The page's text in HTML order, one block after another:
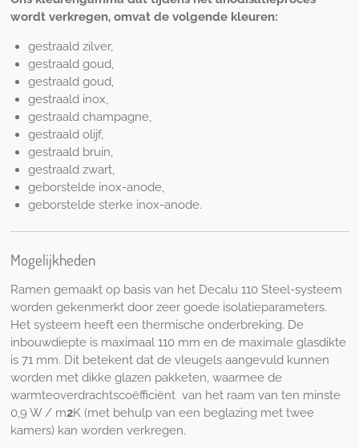
wordt verkregen, omvat de volgende kleuren:
gestraald zilver,
gestraald goud,
gestraald goud,
gestraald inox,
gestraald champagne,
gestraald olijf,
gestraald bruin,
gestraald zwart,
geborstelde inox-anode,
geborstelde sterke inox-anode.
Mogelijkheden
Ramen gemaakt op basis van het Decalu 110 Steel-systeem
worden gekenmerkt door zeer goede isolatieparameters.
Het systeem heeft een thermische onderbreking. De
inbouwdiepte is maximaal 110 mm en de maximale glasdikte
is 71 mm. Dit betekent dat de vleugels aangevuld kunnen
worden met dikke glazen pakketen, waarmee de
warmteoverdrachtscoëfficiënt van het raam van ten minste
0,9 W / m2K (met behulp van een beglazing met twee
kamers) kan worden verkregen.